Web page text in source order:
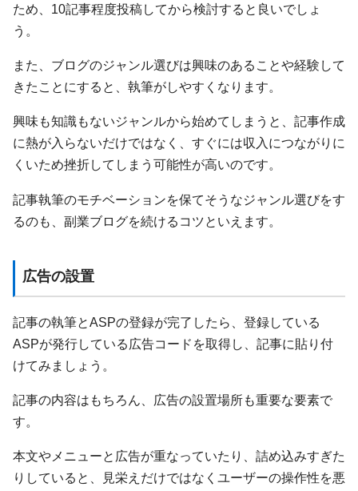
ため、10記事程度投稿してから検討すると良いでしょ
う。
また、ブログのジャンル選びは興味のあることや経験して
きたことにすると、執筆がしやすくなります。
興味も知識もないジャンルから始めてしまうと、記事作成
に熱が入らないだけではなく、すぐには収入につながりに
くいため挫折してしまう可能性が高いのです。
記事執筆のモチベーションを保てそうなジャンル選びをす
るのも、副業ブログを続けるコツといえます。
広告の設置
記事の執筆とASPの登録が完了したら、登録している
ASPが発行している広告コードを取得し、記事に貼り付
けてみましょう。
記事の内容はもちろん、広告の設置場所も重要な要素で
す。
本文やメニューと広告が重なっていたり、詰め込みすぎた
りしていると、見栄えだけではなくユーザーの操作性を悪